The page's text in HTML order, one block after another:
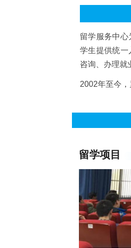
留学服务中
学生提供统一
咨询、办理就
2002年至今
留学项目